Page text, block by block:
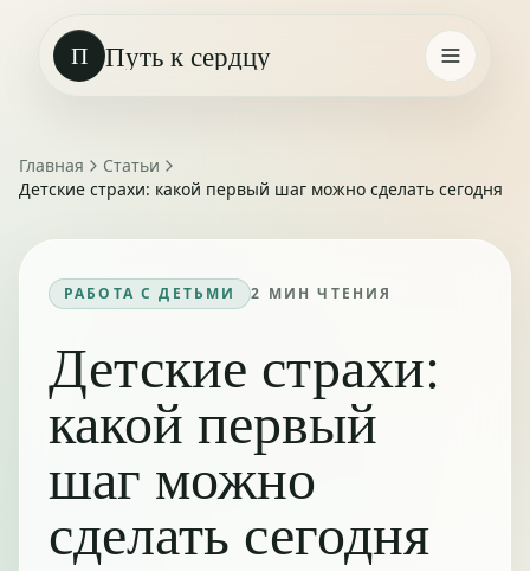
П Путь к сердцу
Главная
Статьи
Детские страхи: какой первый шаг можно сделать сегодня
РАБОТА С ДЕТЬМИ 2 МИН ЧТЕНИЯ
Детские страхи:
какой первый
шаг можно
сделать сегодня